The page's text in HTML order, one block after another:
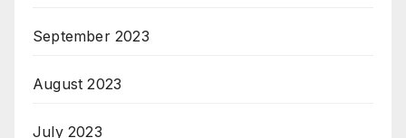
September 2023
August 2023
July 2023